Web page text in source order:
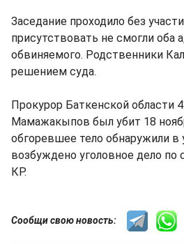
Заседание проходило без
присутствовать не смогли оба
обвиняемого. Родственники
решением суда.
Прокурор Баткенской области
Мамажакыпов был убит 18
обгоревшее тело обнаружили в
возбуждено уголовное дело по
КР.
Сообщи свою новость: